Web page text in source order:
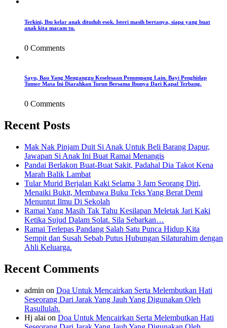
Terkini, Ibu kelar anak dituduh esok. Isteri masih bertanya, siapa yang buat
anak kita macam tu.
0 Comments
Sayu, Bau Yang Menganggu Keselesaan Penumpang Lain. Bayi Penghidap
Tumor Mata Ini Diarahkan Turun Bersama Ibunya Dari Kapal Terbang.
0 Comments
Recent Posts
Mak Nak Pinjam Duit Si Anak Untuk Beli Barang Dapur,
Jawapan Si Anak Ini Buat Ramai Menangis
Pandai Berlakon Buat-Buat Sakit, Padahal Dia Takot Kena
Marah Balik Lambat
Tular Murid Berjalan Kaki Selama 3 Jam Seorang Diri,
Menaiki Bukit, Membawa Buku Teks Yang Berat Demi
Menuntut Ilmu Di Sekolah
Ramai Yang Masih Tak Tahu Kesilapan Meletak Jari Kaki
Ketika Sujud Dalam Solat. Sila Sebarkan…
Ramai Terlepas Pandang Salah Satu Punca Hidup Kita
Sempit dan Susah Sebab Putus Hubungan Silaturahim dengan
Ahli Keluarga.
Recent Comments
admin on Doa Untuk Mencairkan Serta Melembutkan Hati
Seseorang Dari Jarak Yang Jauh Yang Digunakan Oleh
Rasullulah.
Hj alai on Doa Untuk Mencairkan Serta Melembutkan Hati